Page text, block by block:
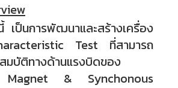
ป็นการพัฒนาและสร้างเครื่อง
Test ที่สามารถ
บัติทางด้านแรงบิดของ
Magnet & Synchonous